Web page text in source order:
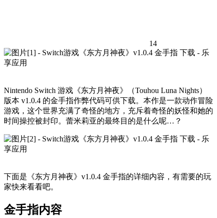
14
Nintendo Switch 游戏《东方月神夜》（Touhou Luna Nights）
版本 v1.0.4 的金手指作弊代码可供下载。本作是一款动作冒险
游戏，这个世界充满了奇怪的地方，充斥着奇怪的妖怪和她的
时间操控被封印。蕾米莉亚的最终目的是什么呢…？
下面是《东方月神夜》v1.0.4 金手指的详细内容，有需要的玩
家快来看看吧。
金手指内容